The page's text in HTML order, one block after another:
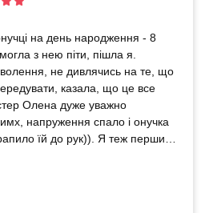
на день народження - 8
з нею піти, пішла я.
не дивлячись на те, що
казала, що це все
Олена дуже уважно
напруження спало і онучка
їй до рук)). Я теж перший
майстер-класс, не пожалкуєте!